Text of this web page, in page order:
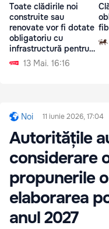
Toate clădirile noi
construite sau
renovate vor fi dotate
obligatoriu cu
infrastructură pentru
fibră optică
13 Mai. 16:16
Noi 11 iunie 2026, 17:04
Autoritățile
considerare
propunerile
elaborarea
anul 2027